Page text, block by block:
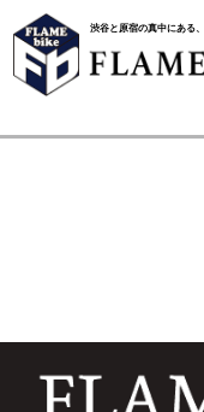
渋谷と原宿の真中にある